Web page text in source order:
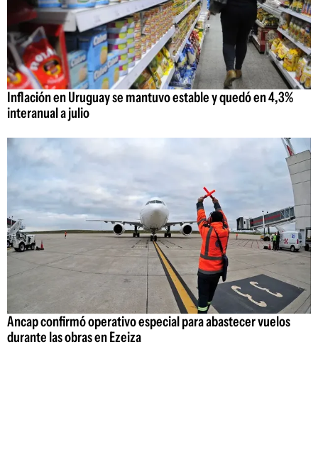
Inflación en Uruguay se mantuvo estable y quedó en 4,3%
interanual a julio
Ancap confirmó operativo especial para abastecer vuelos
durante las obras en Ezeiza